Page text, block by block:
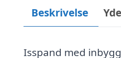
Beskrivelse
Isspand med